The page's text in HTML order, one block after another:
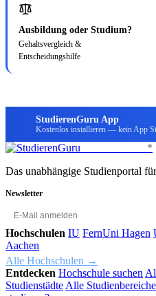
Ausbildung oder Studium?
Gehaltsvergleich &
Entscheidungshilfe
StudierenGuru App
Kostenlos installieren — kein App
*
Das unabhängige Studienportal
Newsletter
Hochschulen IU FernUni Hagen
Aachen
Alle Hochschulen →
Entdecken Hochschule suchen
Studienstädte Alle Studienbereiche